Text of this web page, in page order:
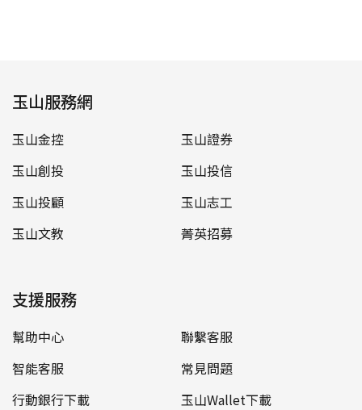
玉山服務網
玉山金控
玉山證券
玉山創投
玉山投信
玉山投顧
玉山志工
玉山文教
菁英招募
支援服務
幫助中心
聯繫客服
智能客服
常見問題
行動銀行下載
玉山Wallet下載